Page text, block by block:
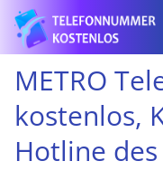
METRO
kostenlos,
Hotline